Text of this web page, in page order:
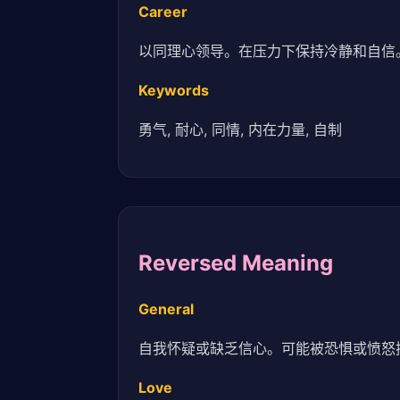
Career
以同理心领导。在压力下保持冷静和自信
Keywords
勇气, 耐心, 同情, 内在力量, 自制
Reversed Meaning
General
自我怀疑或缺乏信心。可能被恐惧或愤怒
Love